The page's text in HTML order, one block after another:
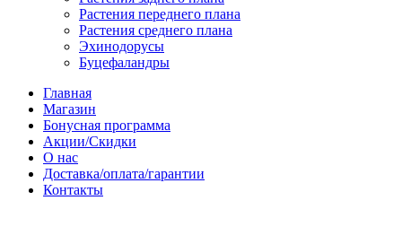
Растения переднего плана
Растения среднего плана
Эхинодорусы
Буцефаландры
Главная
Магазин
Бонусная программа
Акции/Скидки
О нас
Доставка/оплата/гарантии
Контакты